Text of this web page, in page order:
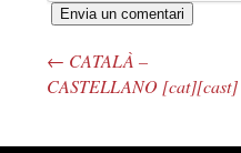
Navegació pels articles
← CATALÀ –
CASTELLANO [cat][cast]